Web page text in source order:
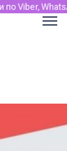
и Telegram.